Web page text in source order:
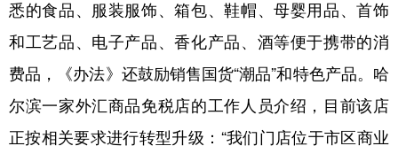
悉的食品、服装服饰、箱包、鞋帽、母婴用品、首饰
和工艺品、电子产品、香化产品、酒等便于携带的消
费品，《办法》还鼓励销售国货“潮品”和特色产品。哈
尔滨一家外汇商品免税店的工作人员介绍，目前该店
正按相关要求进行转型升级：“我们门店位于市区商业